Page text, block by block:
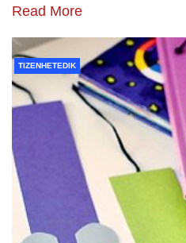
Read More
TIZENHETEDIK